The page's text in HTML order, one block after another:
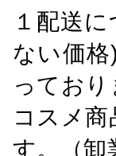
１配送
ない価
っており
コスメ
す。（卸